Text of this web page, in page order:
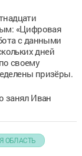
«Цифровая
с данными
дней
своему
призёры.
занял Иван
ОБЛАСТЬ